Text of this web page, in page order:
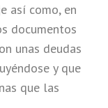
así como, en
documentos
unas deudas
y que
que las